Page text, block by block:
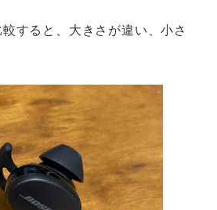
すると、大きさが違い、小さ